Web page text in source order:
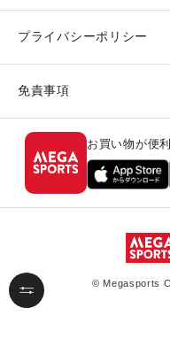
プライバシーポリシー
免責事項
お買い物が便
© Megasports